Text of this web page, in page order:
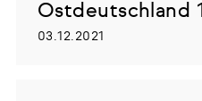
Ostdeutschland
03.12.2021